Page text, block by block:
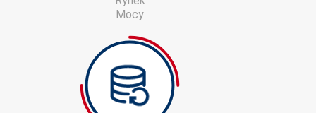
Mocy